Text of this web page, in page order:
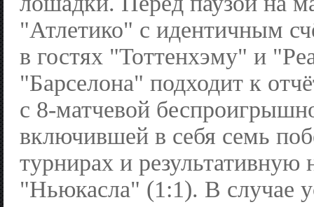
"Атлетико" с идентичным
в гостях "Тоттенхэму" и
"Барселона" подходит к
с 8-матчевой
включившей в себя семь
турнирах и
"Ньюкасла" (1:1). В случае